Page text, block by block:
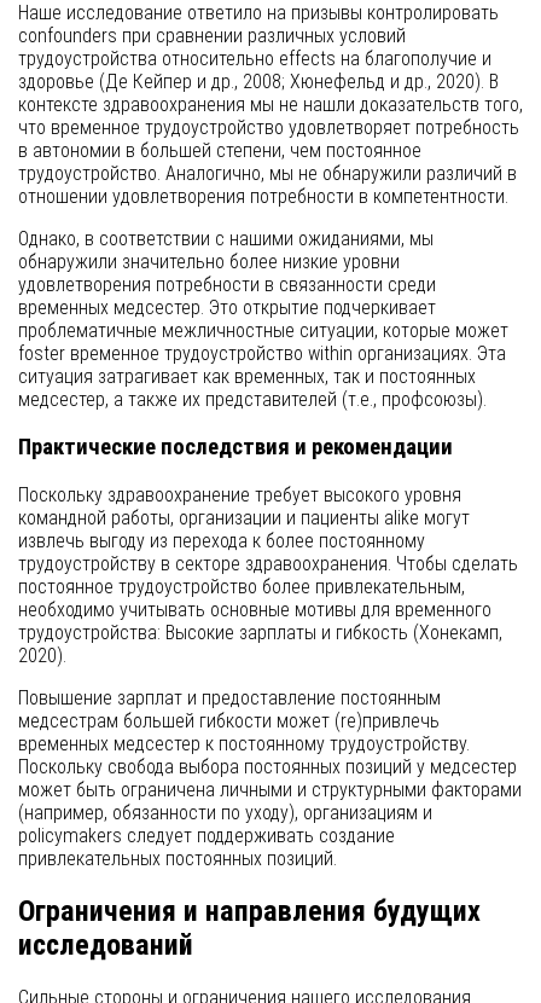
Наше исследование ответило на призывы контролировать
confounders при сравнении различных условий
трудоустройства относительно effects на благополучие и
здоровье (Де Кейпер и др., 2008; Хюнефельд и др., 2020). В
контексте здравоохранения мы не нашли доказательств того,
что временное трудоустройство удовлетворяет потребность
в автономии в большей степени, чем постоянное
трудоустройство. Аналогично, мы не обнаружили различий в
отношении удовлетворения потребности в компетентности.
Однако, в соответствии с нашими ожиданиями, мы
обнаружили значительно более низкие уровни
удовлетворения потребности в связанности среди
временных медсестер. Это открытие подчеркивает
проблематичные межличностные ситуации, которые может
foster временное трудоустройство within организациях. Эта
ситуация затрагивает как временных, так и постоянных
медсестер, а также их представителей (т.е., профсоюзы).
Практические последствия и рекомендации
Поскольку здравоохранение требует высокого уровня
командной работы, организации и пациенты alike могут
извлечь выгоду из перехода к более постоянному
трудоустройству в секторе здравоохранения. Чтобы сделать
постоянное трудоустройство более привлекательным,
необходимо учитывать основные мотивы для временного
трудоустройства: Высокие зарплаты и гибкость (Хонекамп,
2020).
Повышение зарплат и предоставление постоянным
медсестрам большей гибкости может (re)привлечь
временных медсестер к постоянному трудоустройству.
Поскольку свобода выбора постоянных позиций у медсестер
может быть ограничена личными и структурными факторами
(например, обязанности по уходу), организациям и
policymakers следует поддерживать создание
привлекательных постоянных позиций.
Ограничения и направления будущих
исследований
Сильные стороны и ограничения нашего исследования